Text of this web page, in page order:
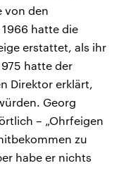
von den
hatte die
erstattet, als ihr
hatte der
Direktor erklärt,
Georg
– „Ohrfeigen
zu
habe er nichts